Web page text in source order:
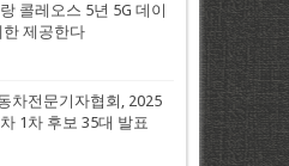
콜레오스 5년 5G 데이
한 제공한다
차전문기자협회, 2025
1차 후보 35대 발표